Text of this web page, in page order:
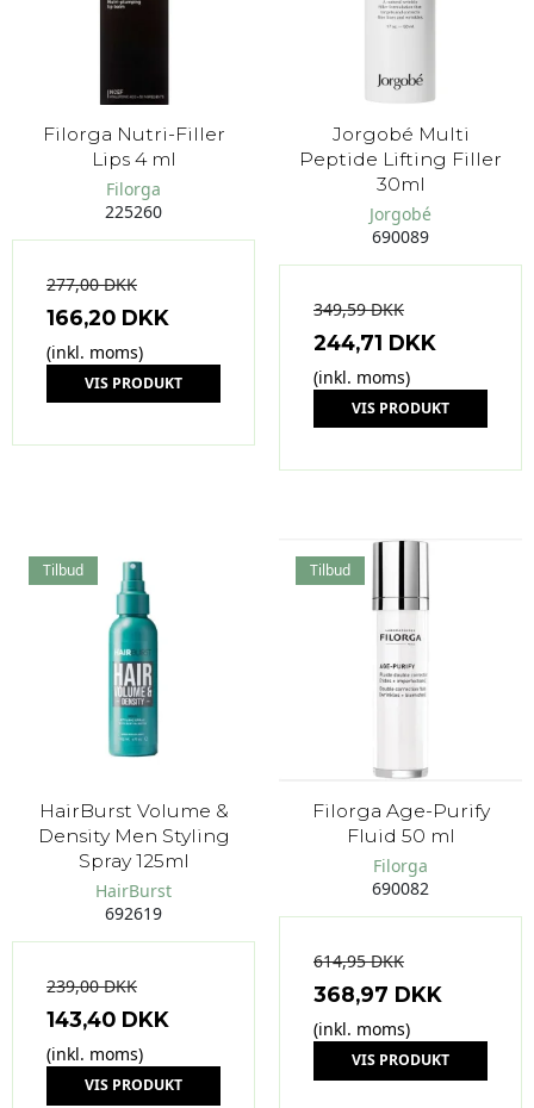
Filorga Nutri-Filler
Lips 4 ml
Filorga
225260
277,00 DKK
166,20 DKK
(inkl. moms)
VIS PRODUKT
Jorgobé Multi
Peptide Lifting Filler
30ml
Jorgobé
690089
349,59 DKK
244,71 DKK
(inkl. moms)
VIS PRODUKT
Tilbud
HairBurst Volume &
Density Men Styling
Spray 125ml
HairBurst
692619
239,00 DKK
143,40 DKK
(inkl. moms)
VIS PRODUKT
Tilbud
Filorga Age-Purify
Fluid 50 ml
Filorga
690082
614,95 DKK
368,97 DKK
(inkl. moms)
VIS PRODUKT